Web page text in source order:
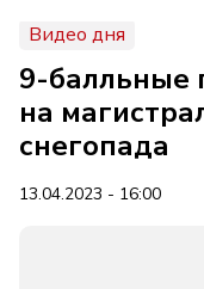
Видео дня
9-балльные
на
снегопада
13.04.2023 - 16:00